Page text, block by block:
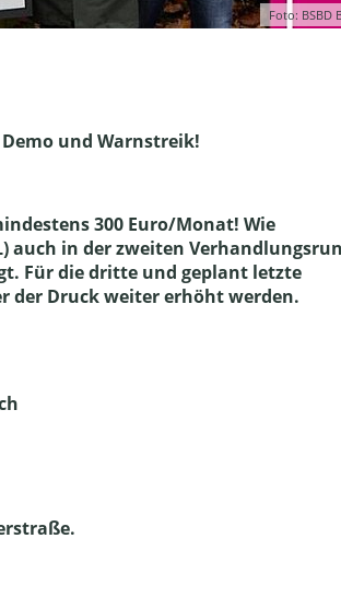
Foto: BSBD
und Warnstreik!
300 Euro/Monat! Wie
auch in der zweiten
Für die dritte und geplant letzte
der Druck weiter erhöht werden.